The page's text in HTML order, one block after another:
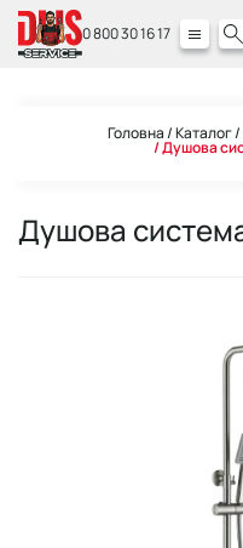
0 800 30 16 17
Головна Каталог
Душова
Душова